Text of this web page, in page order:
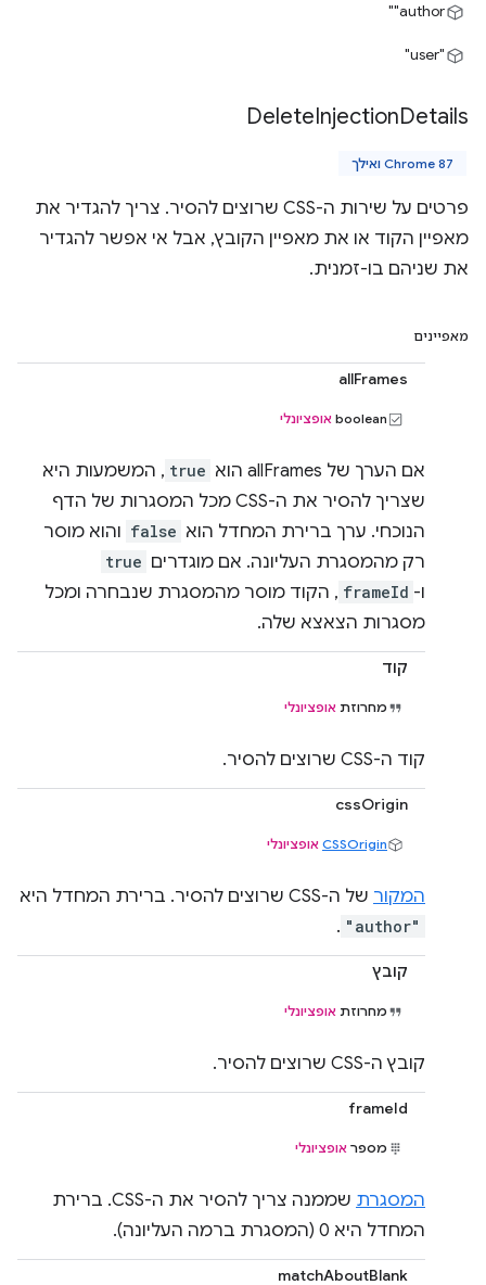
‎"author"
‎"user"‎
DeleteInjectionDetails
Chrome 87 ואילך
פרטים על שירות ה-CSS שרוצים להסיר. צריך להגדיר את
מאפיין הקוד או את מאפיין הקובץ, אבל אי אפשר להגדיר
את שניהם בו-זמנית.
מאפיינים
allFrames
‫boolean אופציונלי
אם הערך של allFrames הוא true , המשמעות היא
שצריך להסיר את ה-CSS מכל המסגרות של הדף
הנוכחי. ערך ברירת המחדל הוא false והוא מוסר
רק מהמסגרת העליונה. אם מוגדרים true
ו- frameId , הקוד מוסר מהמסגרת שנבחרה ומכל
מסגרות הצאצא שלה.
קוד
מחרוזת אופציונלי
קוד ה-CSS שרוצים להסיר.
cssOrigin
CSSOrigin אופציונלי
המקור של ה-CSS שרוצים להסיר. ברירת המחדל היא
"author"
.
קובץ
מחרוזת אופציונלי
קובץ ה-CSS שרוצים להסיר.
frameId
מספר אופציונלי
המסגרת
שממנה צריך להסיר את ה-CSS. ברירת
המחדל היא 0 (המסגרת ברמה העליונה).
matchAboutBlank